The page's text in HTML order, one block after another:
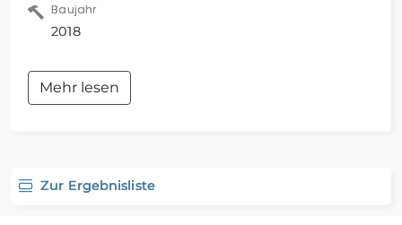
Baujahr
2018
Mehr lesen
Zur Ergebnisliste